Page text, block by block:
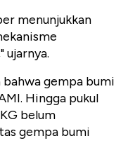
menunjukkan
ujarnya.
gempa bumi
Hingga pukul
belum
gempa bumi